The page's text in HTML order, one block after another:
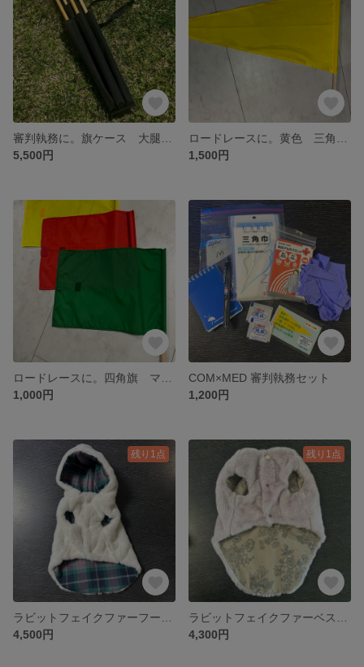
5,500円
1,500円
1,000円
COM×MED 審判執務セット
1,200円
残り1点
4,500円
残り1点
4,300円